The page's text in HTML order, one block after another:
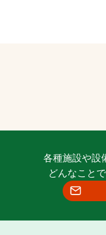
各種施設や設
どんなこと